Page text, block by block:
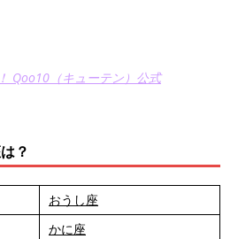
Qoo10（キューテン）公式
？
おうし座
かに座